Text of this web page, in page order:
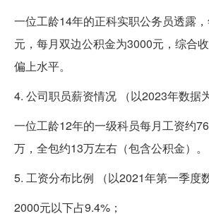
一位工龄14年的正科实职公务员透露
元，每月双边公积金为3000元，综合
偏上水平。
4. 公司职员薪资情况 （以2023年数据
一位工龄12年的一级科员每月工资约
万，全包约13万左右（包含公积金）。
5. 工资分布比例 （以2021年第一季度
2000元以下占9.4%；